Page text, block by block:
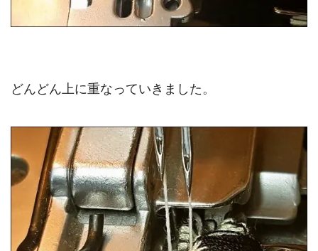
どんどん上に重なっていきました。